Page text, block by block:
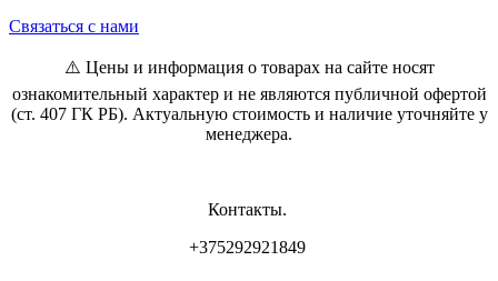
Связаться с нами
⚠️ Цены и информация о товарах на сайте носят
ознакомительный характер и не являются публичной офертой
(ст. 407 ГК РБ). Актуальную стоимость и наличие уточняйте у
менеджера.
Контакты.
+375292921849